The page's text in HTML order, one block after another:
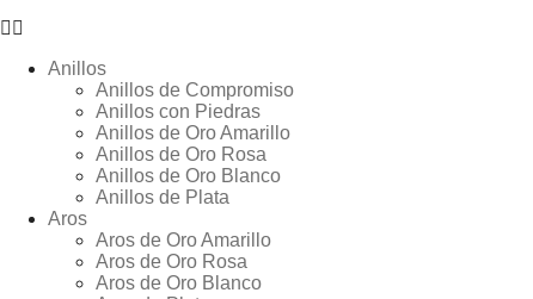
Anillos
Anillos de Compromiso
Anillos con Piedras
Anillos de Oro Amarillo
Anillos de Oro Rosa
Anillos de Oro Blanco
Anillos de Plata
Aros
Aros de Oro Amarillo
Aros de Oro Rosa
Aros de Oro Blanco